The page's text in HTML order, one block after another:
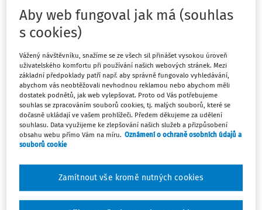
zvládání stresu. Článek se zaměřuje na to, na čem jsou
tyto strategie založeny, jak fungují, jaké jsou jejich hlavní
využít.
Snaha posilovat svou mysl je v moderní společnosti stejně
důležitá jako snaha posilovat své tělo (a někdy dokonce
možná ještě o trochu důležitější), a důležitou součástí
metod sloužících tomuto cíli jsou postupy, které nám
copingové strategie a jejich využívání lze chápat jako
specifickou osobní dovednost.
Označení těchto mentálních technik pochází z anglického
Aby web fungoval jak má (souhlas
s cookies)
Vážený návštěvníku, snažíme se ze všech sil přinášet vysokou úroveň
uživatelského komfortu při používání našich webových stránek. Mezi
základní předpoklady patří např. aby správně fungovalo vyhledávání,
abychom vás neobtěžovali nevhodnou reklamou nebo abychom měli
dostatek podnětů, jak web vylepšovat. Proto od Vás potřebujeme
souhlas se zpracováním souborů cookies, tj. malých souborů, které se
dočasně ukládají ve vašem prohlížeči. Předem děkujeme za udělení
souhlasu. Data využijeme ke zlepšování našich služeb a přizpůsobení
obsahu webu přímo Vám na míru. Oznámení o ochraně osobních údajů a
souborů cookie
Zamítnout vše kromě nutných cookies